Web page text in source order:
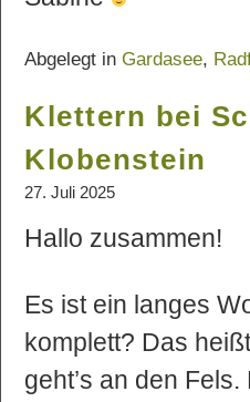
Abgelegt in Gardasee,
Klettern bei
Klobenstein
27. Juli 2025
Hallo zusammen!
Es ist ein langes
komplett? Das
geht’s an den